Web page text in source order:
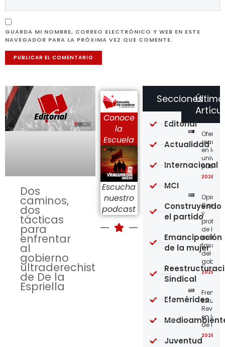
GUARDA MI NOMBRE, CORREO ELECTRÓNICO Y WEB EN ESTE
NAVEGADOR PARA LA PRÓXIMA VEZ QUE COMENTE.
Dos
caminos,
dos
tácticas
para
enfrentar
al
gobierno
ultraderechista
de De la
Espriella
Conoce
la
Escuela
Escucha
nuestro
podcast
en las
2026-
y
de los
del
2026-
Frente
en la
de los
2026-
Secciones
Editorial
Actualidad
Internacional
MCI
Construyendo
el partido
Emancipación
de la mujer
Sindical
Efemérides
Juventud